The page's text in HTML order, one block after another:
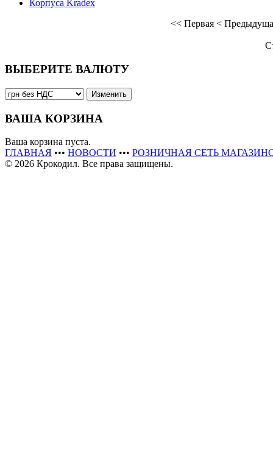
Корпуса Kradex
<< Первая <
ВЫБЕРИТЕ ВАЛЮТУ
ВАША КОРЗИНА
Ваша корзина пуста.
ГЛАВНАЯ ••• НОВОСТИ ••• РОЗНИЧНАЯ СЕТЬ
© 2026 Крокодил. Все права защищены.